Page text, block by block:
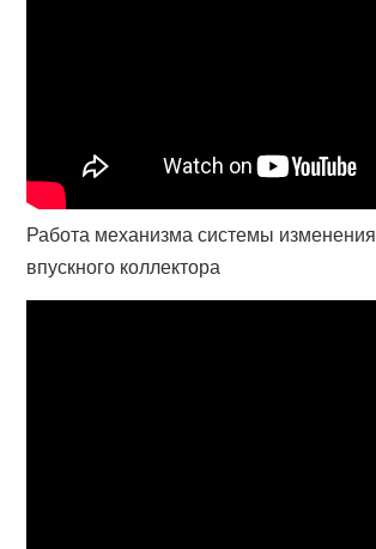
Работа механизма системы
впускного коллектора